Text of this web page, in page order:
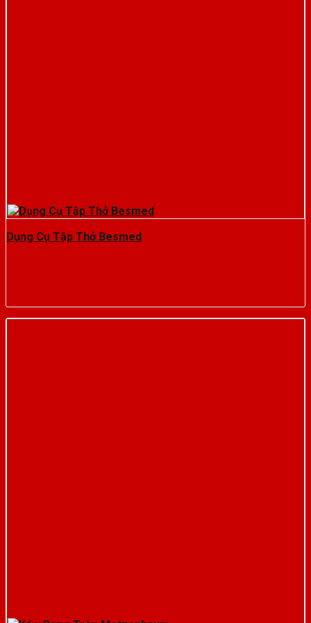
Dụng Cụ Tập Thở Besmed